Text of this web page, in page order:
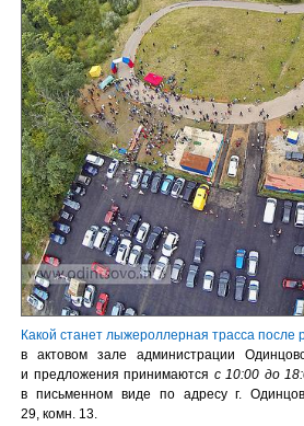
Какой станет лыжероллерная трасса после
в актовом зале администрации
и предложения принимаются с 10:00 до
в письменном виде по адресу г.
29, комн. 13.